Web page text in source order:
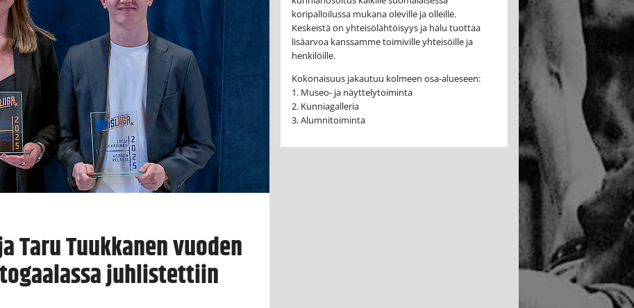
Taru Tuukkanen vuoden
juhlistettiin
koripalloilussa mukana oleville ja olleille.
Keskeistä on yhteisölähtöisyys ja halu tuottaa
lisäarvoa kanssamme toimiville yhteisöille ja
henkilöille.
Kokonaisuus jakautuu kolmeen osa-alueseen:
1. Museo- ja näyttelytoiminta
2. Kunniagalleria
3. Alumnitoiminta